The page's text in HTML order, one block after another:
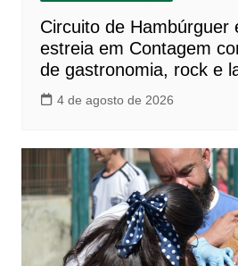
Circuito de Hambúrguer
estreia em Contagem
de gastronomia, rock e
4 de agosto de 2026